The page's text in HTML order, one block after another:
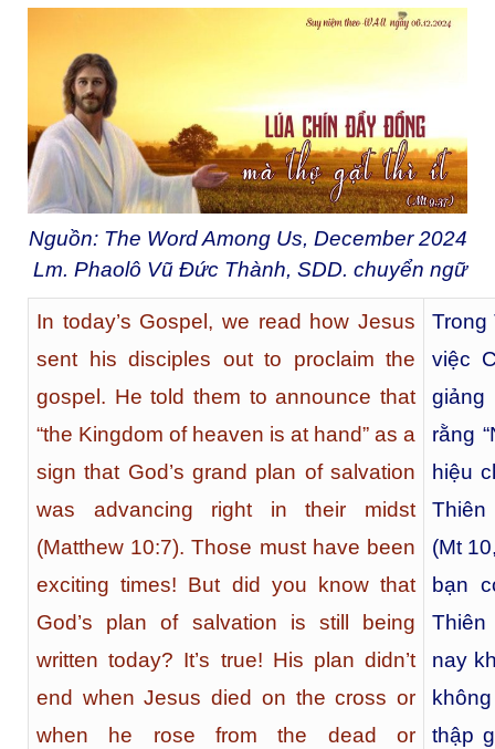
Nguồn: The Word Among Us, December 2024
Lm. Phaolô Vũ Đức Thành, SDD. chuyển ngữ
In today’s Gospel, we read how Jesus
sent his disciples out to proclaim the
gospel. He told them to announce that
“the Kingdom of heaven is at hand” as a
sign that God’s grand plan of salvation
was advancing right in their midst
(Matthew 10:7). Those must have been
exciting times! But did you know that
God’s plan of salvation is still being
written today? It’s true! His plan didn’t
end when Jesus died on the cross or
when he rose from the dead or
Trong
việc
rằng
hiệu
(Mt
bạn
nay
thập